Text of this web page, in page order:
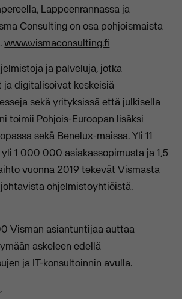
Lappeenrannassa ja
Consulting on osa pohjoismaista
www.vismaconsulting.fi
ja palveluja, jotka
digitalisoivat keskeisiä
sekä yrityksissä että julkisella
toimii Pohjois-Euroopan lisäksi
sekä Benelux-maissa. Yli 11
1 000 000 asiakassopimusta ja 1,5
vuonna 2019 tekevät Vismasta
ohjelmistoyhtiöistä.
Visman asiantuntijaa auttaa
askeleen edellä
ja IT-konsultoinnin avulla.
.